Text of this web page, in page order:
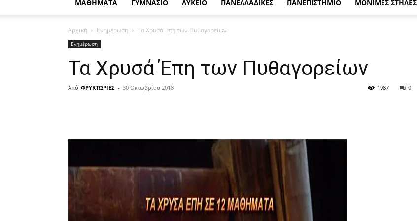
ΜΑΘΗΜΑΤΑ ΓΥΜΝΑΣΙΟ ΛΥΚΕΙΟ ΠΑΝΕΛΛΑΔΙΚΕΣ ΠΑΝΕΠΙΣΤΗΜΙΟ ΜΟΝΙΜΕΣ ΣΤΗΛΕΣ
Αρχική Ενημέρωση Τα Χρυσά Έπη των Πυθαγορείων
Ενημέρωση
Τα Χρυσά Έπη των Πυθαγορείων
Από ΦΡΥΚΤΩΡΙΕΣ - 30 Οκτωβρίου 2018 0
1987